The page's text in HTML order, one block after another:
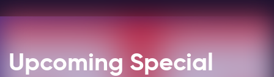
Upcoming Special